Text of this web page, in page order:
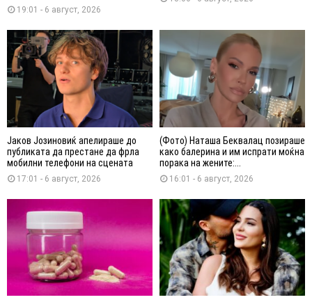
19:01 - 6 август, 2026
Јаков Јозиновиќ апелираше до
публиката да престане да фрла
мобилни телефони на сцената
17:01 - 6 август, 2026
(Фото) Наташа Беквалац позираше
како балерина и им испрати моќна
порака на жените:...
16:01 - 6 август, 2026